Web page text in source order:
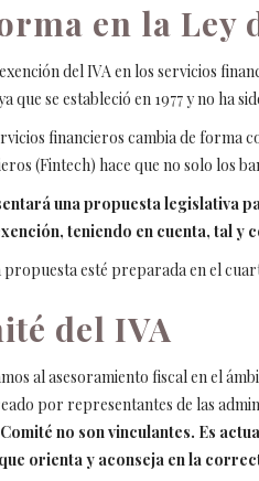
en la Ley
del IVA en los servicios
que se estableció en 1977 y no ha
financieros cambia de forma
(Fintech) hace que no solo los
una propuesta legislativa
teniendo en cuenta, tal y
propuesta esté preparada en el
del IVA
al asesoramiento fiscal en el
por representantes de las
no son vinculantes. Es
orienta y aconseja en la